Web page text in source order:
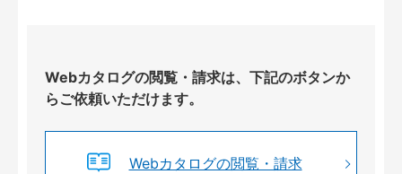
Webカタログの閲覧・請求は、下記のボタンか
らご依頼いただけます。
Webカタログの閲覧・請求